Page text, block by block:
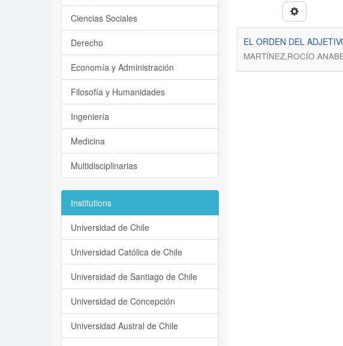
EL ORDEN DEL
MARTÍNEZ,ROCÍO
Ciencias Sociales
Derecho
Economía y Administración
Filosofía y Humanidades
Ingeniería
Medicina
Multidisciplinarias
Institutions
Universidad de Chile
Universidad Católica de Chile
Universidad de Santiago de Chile
Universidad de Concepción
Universidad Austral de Chile